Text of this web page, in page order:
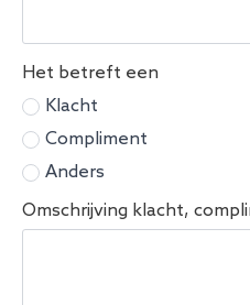
Het betreft een
Klacht
Compliment
Anders
Omschrijving klacht,